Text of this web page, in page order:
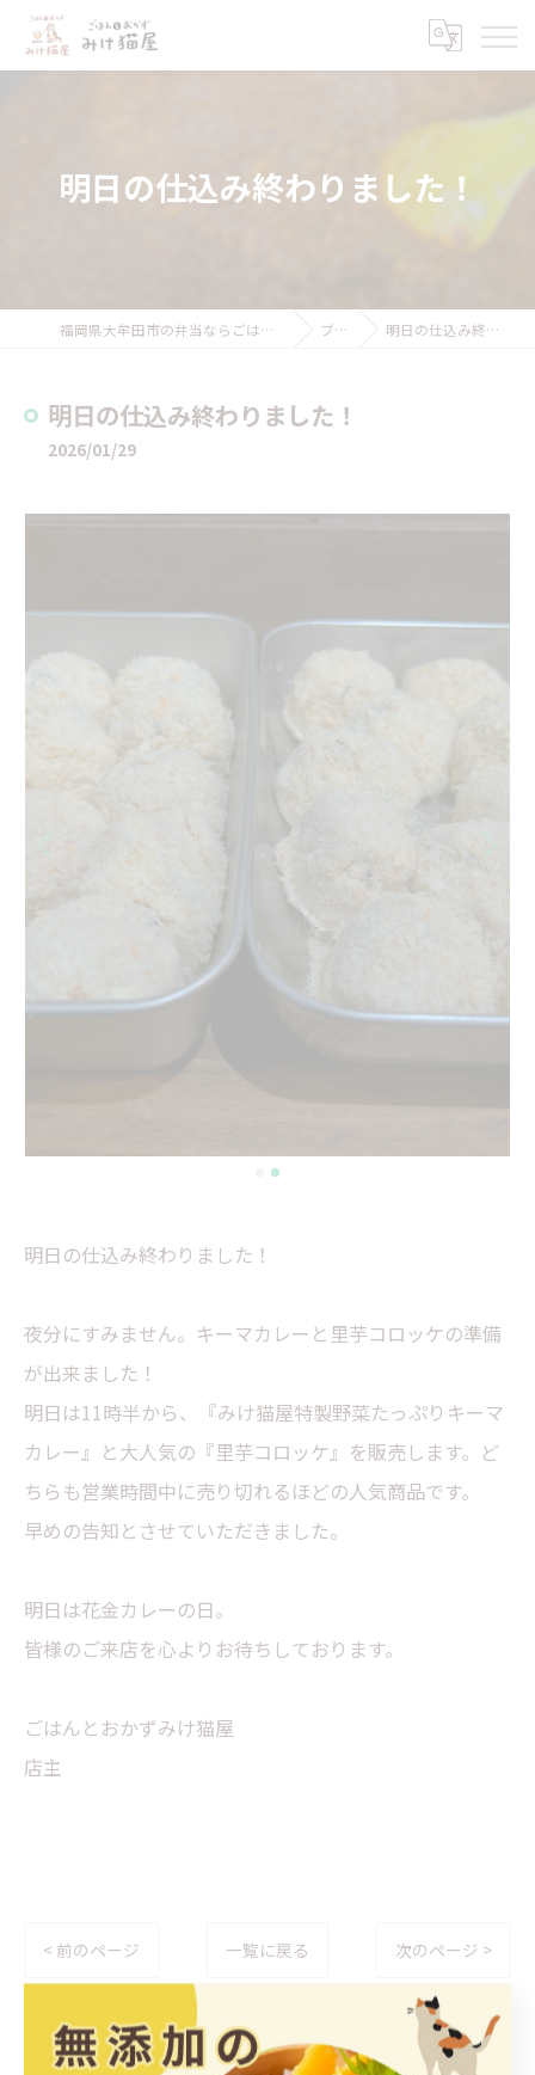
明日の仕込み終わりました！
福岡県大牟田市の弁当ならごはんとおかず みけ猫屋 ブログ 明日の仕込み終わりました！
明日の仕込み終わりました！
2026/01/29
明日の仕込み終わりました！
夜分にすみません。キーマカレーと里芋コロッケの準備
が出来ました！
明日は11時半から、『みけ猫屋特製野菜たっぷりキーマ
カレー』と大人気の『里芋コロッケ』を販売します。ど
ちらも営業時間中に売り切れるほどの人気商品です。
早めの告知とさせていただきました。
明日は花金カレーの日。
皆様のご来店を心よりお待ちしております。
ごはんとおかずみけ猫屋
店主
< 前のページ 一覧に戻る 次のページ >